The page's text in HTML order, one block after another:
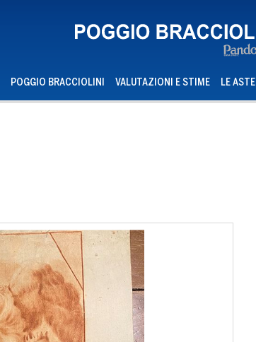
POGGIO BRACCIOLINI VALUTAZIONI E STIME LE ASTE